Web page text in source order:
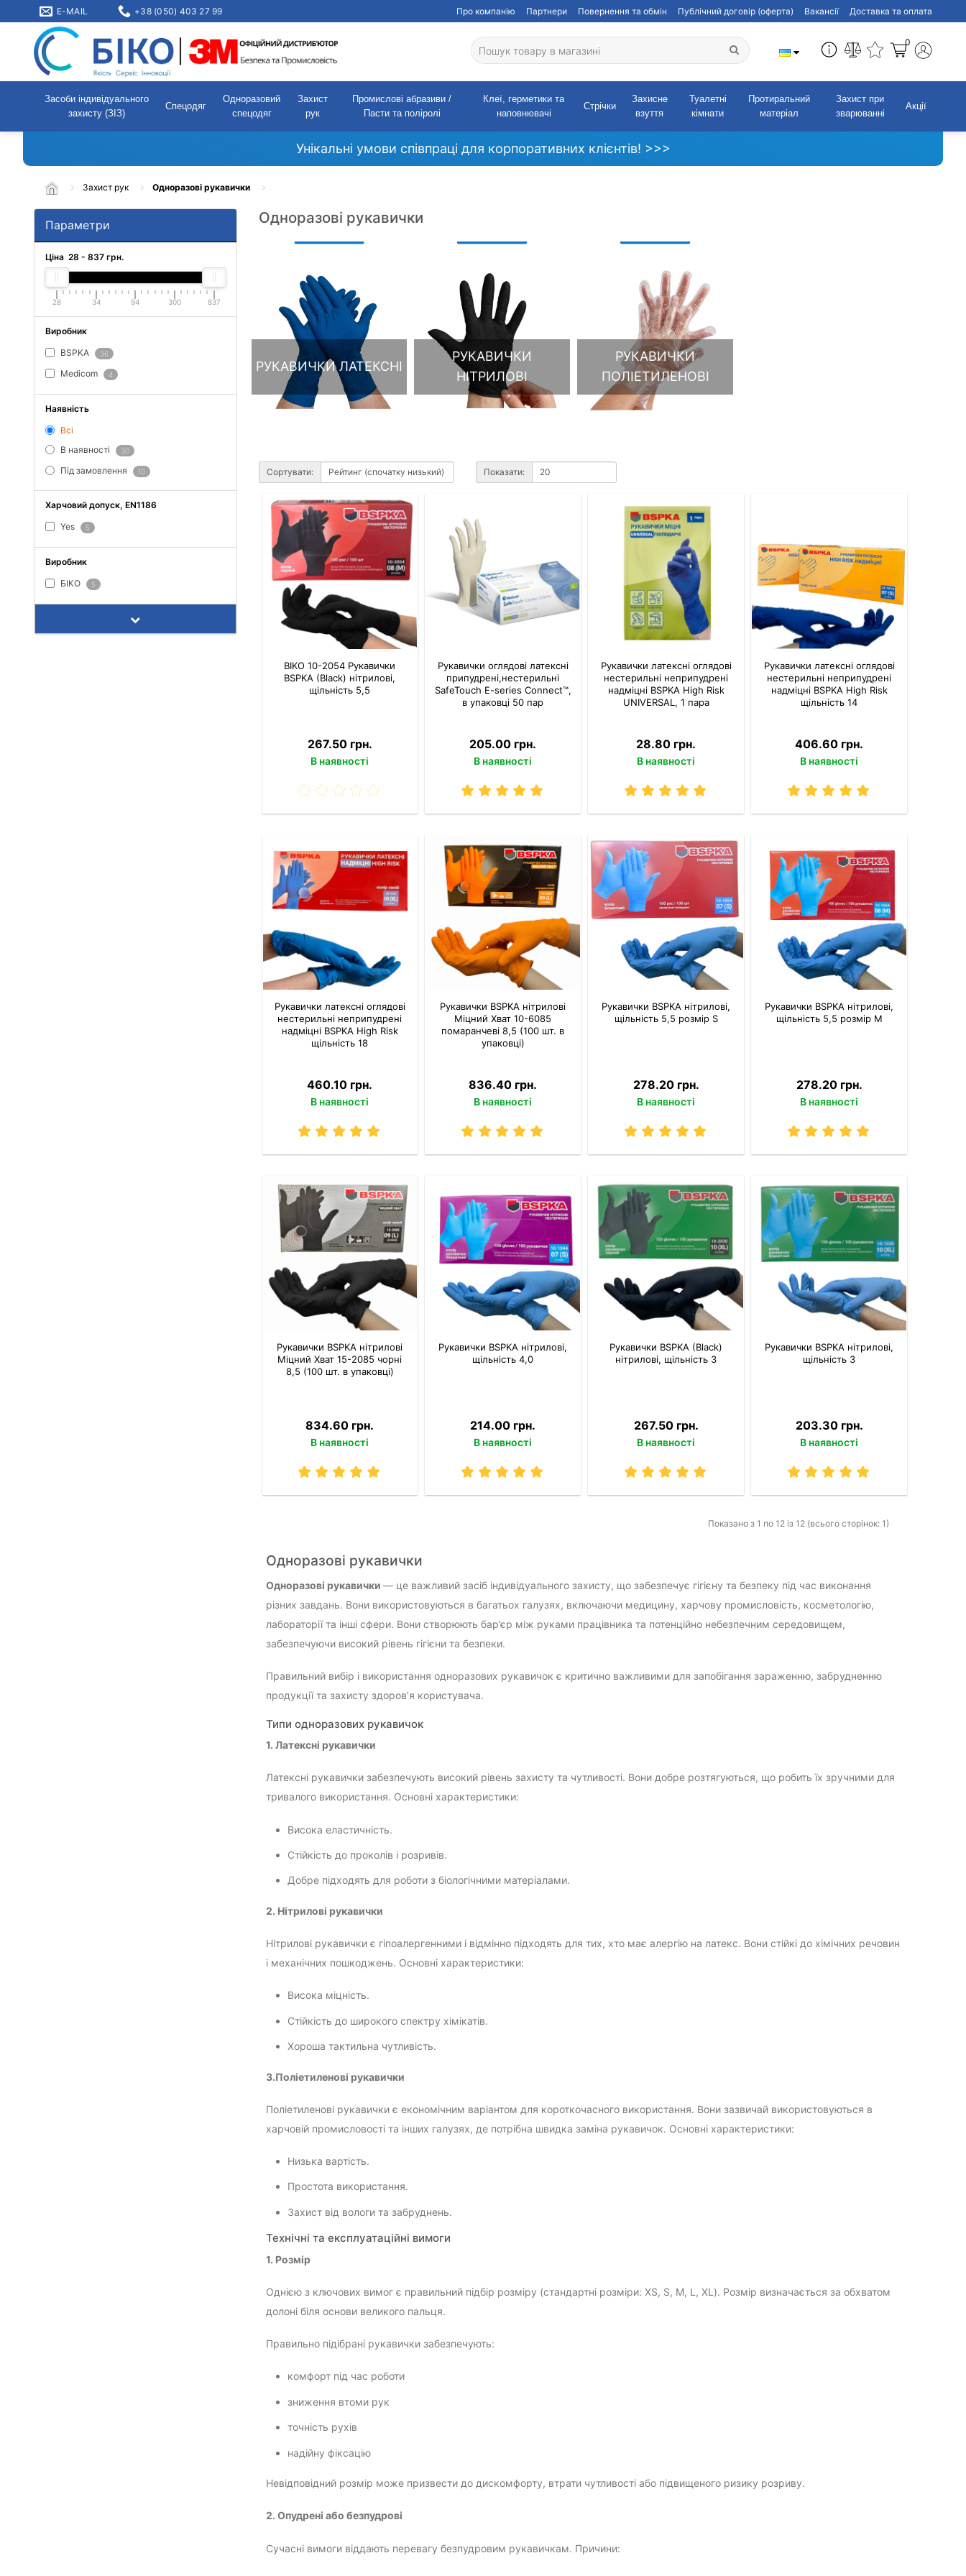
E-MAIL +38 (050) 403 27 99 Про компанію Партнери Повернення та обмін Публічний договір (оферта) Вакансії Доставка та оплата
0
Засоби індивідуального
захисту (ЗІЗ)
Спецодяг
Одноразовий
спецодяг
Захист
рук
Промислові абразиви /
Пасти та поліролі
Клеї, герметики та
наповнювачі
Стрічки
Захисне
взуття
Туалетні
кімнати
Протиральний
матеріал
Захист при
зварюванні
Акції
Унікальні умови співпраці для корпоративних клієнтів! >>>
Захист рук Одноразові рукавички
Параметри
Ціна 28 - 837 грн.
28 34 94 300 837
Виробник
BSPKA 36
Medicom 4
Наявність
Всі
В наявності
30
Під замовлення 10
Харчовий допуск, EN1186
Yes 5
Виробник
БІКО 5
Одноразові рукавички
РУКАВИЧКИ ЛАТЕКСНІ
РУКАВИЧКИ
НІТРИЛОВІ
РУКАВИЧКИ
ПОЛІЕТИЛЕНОВІ
Сортувати: Показати:
BIKO 10-2054 Рукавички
BSPKA (Black) нітрилові,
щільність 5,5
267.50 грн.
В наявності
Рукавички оглядові латексні
припудрені,нестерильні
SafeTouch E-series Connect™,
в упаковці 50 пар
205.00 грн.
В наявності
Рукавички латексні оглядові
нестерильні неприпудрені
надміцні BSPKA Hіgh Risk
UNIVERSAL, 1 пара
28.80 грн.
В наявності
Рукавички латексні оглядові
нестерильні неприпудрені
надміцні BSPKA Hіgh Risk
щільність 14
406.60 грн.
В наявності
Рукавички латексні оглядові
нестерильні неприпудрені
надміцні BSPKA Hіgh Risk
щільність 18
460.10 грн.
В наявності
Рукавички BSPKA нітрилові
Міцний Хват 10-6085
помаранчеві 8,5 (100 шт. в
упаковці)
836.40 грн.
В наявності
Рукавички BSPKA нітрилові,
щільність 5,5 розмір S
278.20 грн.
В наявності
Рукавички BSPKA нітрилові,
щільність 5,5 розмір M
278.20 грн.
В наявності
Рукавички BSPKA нітрилові
Міцний Хват 15-2085 чорні
8,5 (100 шт. в упаковці)
834.60 грн.
В наявності
Рукавички BSPKA нітрилові,
щільність 4,0
214.00 грн.
В наявності
Рукавички BSPKA (Black)
нітрилові, щільність 3
267.50 грн.
В наявності
Рукавички BSPKA нітрилові,
щільність 3
203.30 грн.
В наявності
Показано з 1 по 12 із 12 (всього сторінок: 1)
Одноразові рукавички
Одноразові рукавички — це важливий засіб індивідуального захисту, що забезпечує гігієну та безпеку під час виконання
різних завдань. Вони використовуються в багатьох галузях, включаючи медицину, харчову промисловість, косметологію,
лабораторії та інші сфери. Вони створюють бар’єр між руками працівника та потенційно небезпечним середовищем,
забезпечуючи високий рівень гігієни та безпеки.
Правильний вибір і використання одноразових рукавичок є критично важливими для запобігання зараженню, забрудненню
продукції та захисту здоров’я користувача.
Типи одноразових рукавичок
1. Латексні рукавички
Латексні рукавички забезпечують високий рівень захисту та чутливості. Вони добре розтягуються, що робить їх зручними для
тривалого використання. Основні характеристики:
Висока еластичність.
Стійкість до проколів і розривів.
Добре підходять для роботи з біологічними матеріалами.
2. Нітрилові рукавички
Нітрилові рукавички є гіпоалергенними і відмінно підходять для тих, хто має алергію на латекс. Вони стійкі до хімічних речовин
і механічних пошкоджень. Основні характеристики:
Висока міцність.
Стійкість до широкого спектру хімікатів.
Хороша тактильна чутливість.
3.Поліетиленові рукавички
Поліетиленові рукавички є економічним варіантом для короткочасного використання. Вони зазвичай використовуються в
харчовій промисловості та інших галузях, де потрібна швидка заміна рукавичок. Основні характеристики:
Низька вартість.
Простота використання.
Захист від вологи та забруднень.
Технічні та експлуатаційні вимоги
1. Розмір
Однією з ключових вимог є правильний підбір розміру (стандартні розміри: XS, S, M, L, XL). Розмір визначається за обхватом
долоні біля основи великого пальця.
Правильно підібрані рукавички забезпечують:
комфорт під час роботи
зниження втоми рук
точність рухів
надійну фіксацію
Невідповідний розмір може призвести до дискомфорту, втрати чутливості або підвищеного ризику розриву.
2. Опудрені або безпудрові
Сучасні вимоги віддають перевагу безпудровим рукавичкам. Причини: